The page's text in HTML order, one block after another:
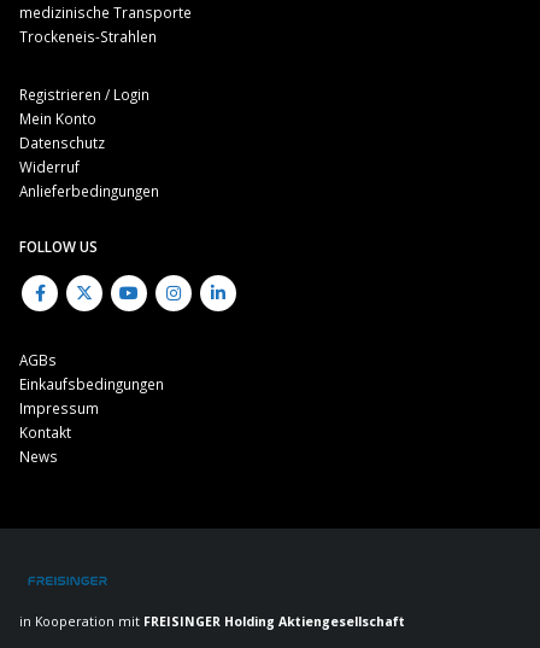
medizinische Transporte
Trockeneis-Strahlen
Registrieren / Login
Mein Konto
Datenschutz
Widerruf
Anlieferbedingungen
FOLLOW US
AGBs
Einkaufsbedingungen
Impressum
Kontakt
News
in Kooperation mit FREISINGER Holding Aktiengesellschaft